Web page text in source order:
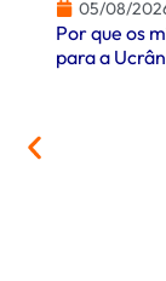
05/08/
Por que os
para a